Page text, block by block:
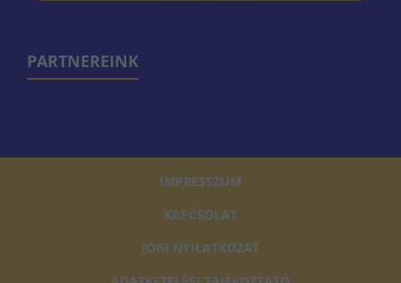
PARTNEREINK
IMPRESSZUM
KAPCSOLAT
JOGI NYILATKOZAT